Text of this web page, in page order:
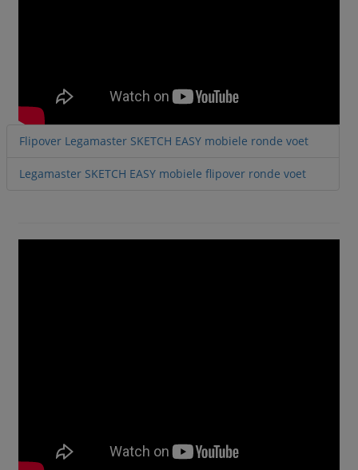
Flipover Legamaster SKETCH EASY mobiele ronde voet
Legamaster SKETCH EASY mobiele flipover ronde voet